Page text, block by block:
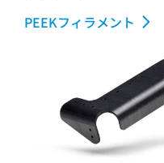
PEEKフィラメント